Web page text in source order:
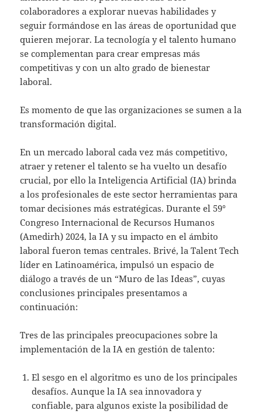
colaboradores a explorar nuevas habilidades y
seguir formándose en las áreas de oportunidad que
quieren mejorar. La tecnología y el talento humano
se complementan para crear empresas más
competitivas y con un alto grado de bienestar
laboral.
Es momento de que las organizaciones se sumen a la
transformación digital.
En un mercado laboral cada vez más competitivo,
atraer y retener el talento se ha vuelto un desafío
crucial, por ello la Inteligencia Artificial (IA) brinda
a los profesionales de este sector herramientas para
tomar decisiones más estratégicas. Durante el 59°
Congreso Internacional de Recursos Humanos
(Amedirh) 2024, la IA y su impacto en el ámbito
laboral fueron temas centrales. Brivé, la Talent Tech
líder en Latinoamérica, impulsó un espacio de
diálogo a través de un “Muro de las Ideas”, cuyas
conclusiones principales presentamos a
continuación:
Tres de las principales preocupaciones sobre la
implementación de la IA en gestión de talento:
El sesgo en el algoritmo es uno de los principales
desafíos. Aunque la IA sea innovadora y
confiable, para algunos existe la posibilidad de